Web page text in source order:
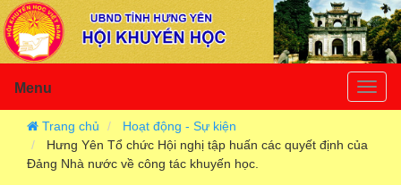
Menu
Trang chủ
Hoạt động - Sự kiện
Hưng Yên Tổ chức Hội nghị tập huấn các quyết định của
Đảng Nhà nước về công tác khuyến học.